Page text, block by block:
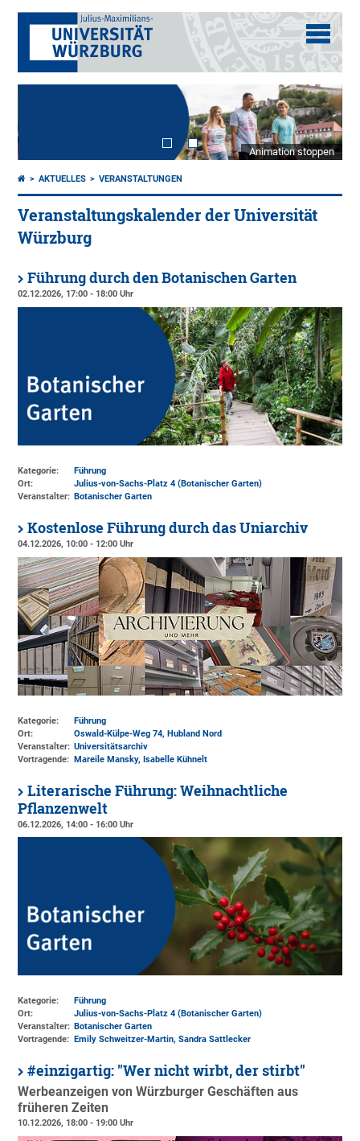
Animation stoppen
AKTUELLES VERANSTALTUNGEN
Veranstaltungskalender der Universität
Würzburg
Führung durch den Botanischen Garten
02.12.2026, 17:00 - 18:00 Uhr
Kategorie:
Führung
Ort:
Julius-von-Sachs-Platz 4 (Botanischer Garten)
Veranstalter: Botanischer Garten
Kostenlose Führung durch das Uniarchiv
04.12.2026, 10:00 - 12:00 Uhr
Kategorie:
Führung
Ort:
Oswald-Külpe-Weg 74, Hubland Nord
Veranstalter: Universitätsarchiv
Vortragende: Mareile Mansky, Isabelle Kühnelt
Literarische Führung: Weihnachtliche
Pflanzenwelt
06.12.2026, 14:00 - 16:00 Uhr
Kategorie:
Führung
Ort:
Julius-von-Sachs-Platz 4 (Botanischer Garten)
Veranstalter: Botanischer Garten
Vortragende:
Emily Schweitzer-Martin, Sandra Sattlecker
#einzigartig: "Wer nicht wirbt, der stirbt"
Werbeanzeigen von Würzburger Geschäften aus
früheren Zeiten
10.12.2026, 18:00 - 19:00 Uhr